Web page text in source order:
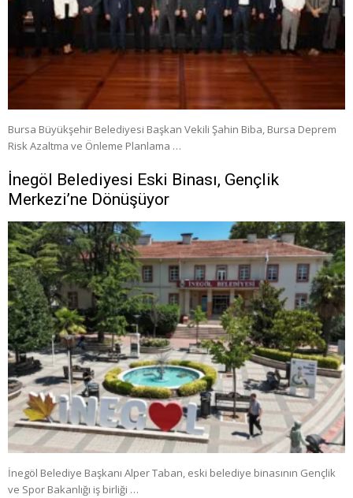
Bursa Büyükşehir Belediyesi Başkan Vekili Şahin Biba, Bursa Deprem
Risk Azaltma ve Önleme Planlama …
İnegöl Belediyesi Eski Binası, Gençlik
Merkezi’ne Dönüşüyor
İnegöl Belediye Başkanı Alper Taban, eski belediye binasının Gençlik
ve Spor Bakanlığı iş birliği …